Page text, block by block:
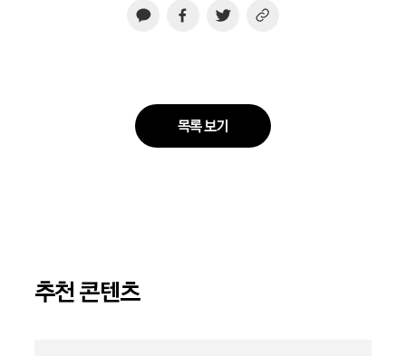
목록 보기
추천 콘텐츠